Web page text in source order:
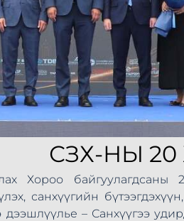
СЗХ-НЫ
Хороо
санхүүгийн
дээшлүүлье – Санхүүгээ